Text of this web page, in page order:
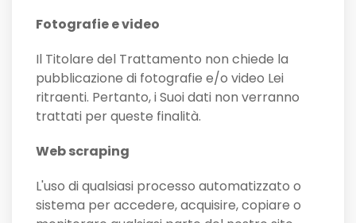
Fotografie e video
Il Titolare del Trattamento non chiede la
pubblicazione di fotografie e/o video Lei
ritraenti. Pertanto, i Suoi dati non verranno
trattati per queste finalità.
Web scraping
L'uso di qualsiasi processo automatizzato o
sistema per accedere, acquisire, copiare o